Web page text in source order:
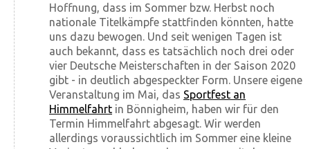
Hoffnung, dass im Sommer bzw. Herbst noch
nationale Titel­kämpfe statt­finden könnten, hatte
uns dazu bewogen. Und seit wenigen Tagen ist
auch bekannt, dass es tat­sächlich noch drei oder
vier Deutsche Meister­schaften in der Saison 2020
gibt - in deut­lich abgespeckter Form. Unsere eigene
Veranstaltung im Mai, das Sportfest an
Himmelfahrt in Bönnigheim, haben wir für den
Termin Himmelfahrt abgesagt. Wir werden
allerdings voraussichtlich im Sommer eine kleine